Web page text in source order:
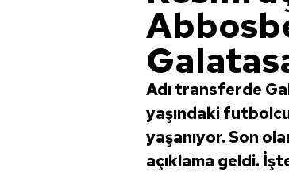
Adı transferde
yaşındaki
yaşanıyor. Son
açıklama geldi.